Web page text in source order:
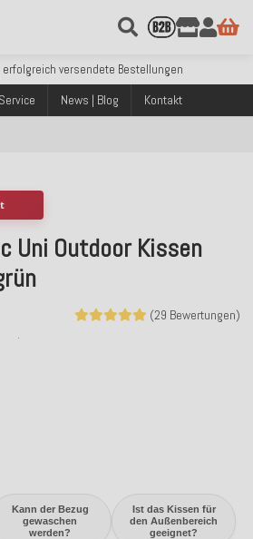
Deutschlands ab 99€ Bestellwert
mit Klarna, PayPal & Amazon Pay
Deutschlands ab 99€ Bestellwert
erfolgreich versendete Bestellungen
mit Klarna, PayPal & Amazon Pay
Deutschlands ab 99€ Bestellwert
News | Blog Kontakt
Kann der Bezug
gewaschen
werden?
Ist das Kissen für
den Außenbereich
geeignet?
Uni Outdoor Kissen
(29 Bewertungen)